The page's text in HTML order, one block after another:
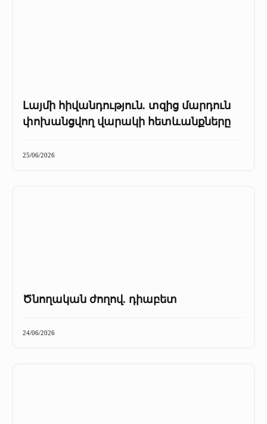
Լայմի հիվանդություն. տզից մարդուն
փոխանցվող վարակի հետևանքները
25/06/2026
Ծնողական ժողով. դիաբետ
24/06/2026